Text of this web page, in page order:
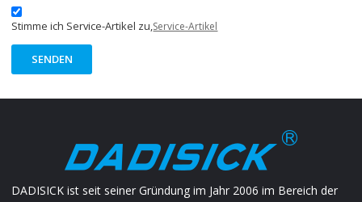
Stimme ich Service-Artikel zu,Service-Artikel
SENDEN
DADISICK ist seit seiner Gründung im Jahr 2006 im Bereich der